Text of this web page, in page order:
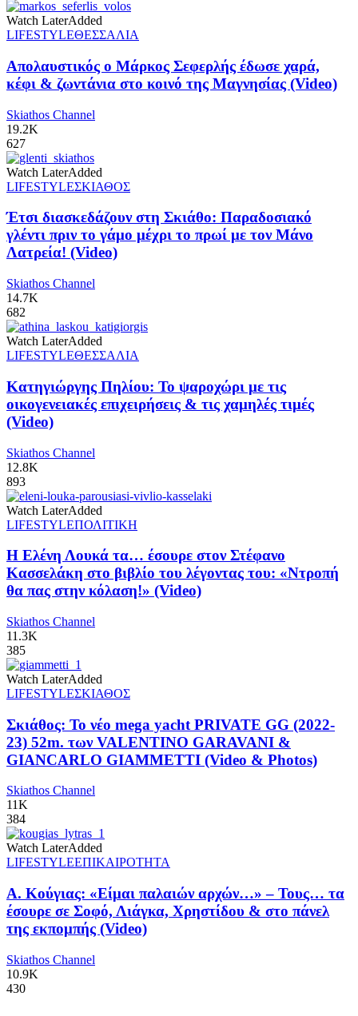
Watch LaterAdded
LIFESTYLEΘΕΣΣΑΛΙΑ
Απολαυστικός ο Μάρκος Σεφερλής έδωσε χαρά,
κέφι & ζωντάνια στο κοινό της Μαγνησίας (Video)
Skiathos Channel
19.2K
627
Watch LaterAdded
LIFESTYLEΣΚΙΑΘΟΣ
Έτσι διασκεδάζουν στη Σκιάθο: Παραδοσιακό
γλέντι πριν το γάμο μέχρι το πρωί με τον Μάνο
Λατρεία! (Video)
Skiathos Channel
14.7K
682
Watch LaterAdded
LIFESTYLEΘΕΣΣΑΛΙΑ
Κατηγιώργης Πηλίου: Το ψαροχώρι με τις
οικογενειακές επιχειρήσεις & τις χαμηλές τιμές
(Video)
Skiathos Channel
12.8K
893
Watch LaterAdded
LIFESTYLEΠΟΛΙΤΙΚΗ
Η Ελένη Λουκά τα… έσουρε στον Στέφανο
Κασσελάκη στο βιβλίο του λέγοντας του: «Ντροπή
θα πας στην κόλαση!» (Video)
Skiathos Channel
11.3K
385
Watch LaterAdded
LIFESTYLEΣΚΙΑΘΟΣ
Σκιάθος: Το νέο mega yacht PRIVATE GG (2022-
23) 52m. των VALENTINO GARAVANI &
GIANCARLO GIAMMETTI (Video & Photos)
Skiathos Channel
11K
384
Watch LaterAdded
LIFESTYLEΕΠΙΚΑΙΡΟΤΗΤΑ
Α. Κούγιας: «Είμαι παλαιών αρχών…» – Τους… τα
έσουρε σε Σοφό, Λιάγκα, Χρηστίδου & στο πάνελ
της εκπομπής (Video)
Skiathos Channel
10.9K
430